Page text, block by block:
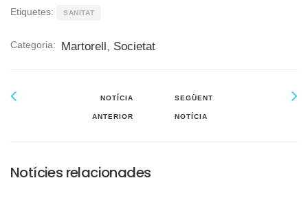
Etiquetes: SANITAT
Categoria: Martorell, Societat
NOTÍCIA
ANTERIOR
SEGÜENT
NOTÍCIA
Notícies relacionades